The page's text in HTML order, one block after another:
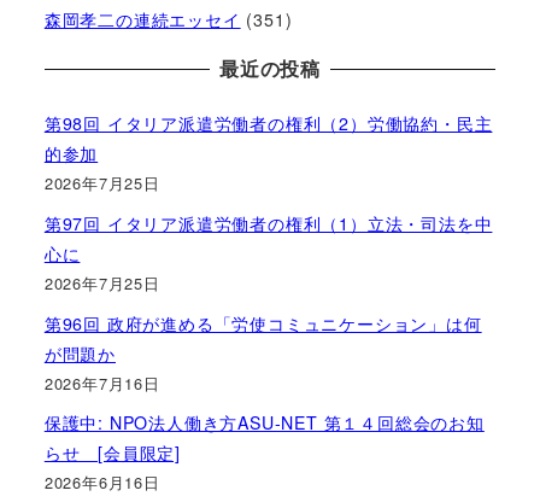
森岡孝二の連続エッセイ (351)
最近の投稿
第98回 イタリア派遣労働者の権利（2）労働協約・民主
的参加
2026年7月25日
第97回 イタリア派遣労働者の権利（1）立法・司法を中
心に
2026年7月25日
第96回 政府が進める「労使コミュニケーション」は何
が問題か
2026年7月16日
保護中: NPO法人働き方ASU-NET 第１４回総会のお知
らせ [会員限定]
2026年6月16日